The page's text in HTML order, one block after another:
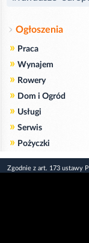
Ogłoszenia
» Praca
» Wynajem
» Rowery
» Dom i Ogród
» Usługi
» Serwis
» Pożyczki
Zgodnie z art. 173 ustawy